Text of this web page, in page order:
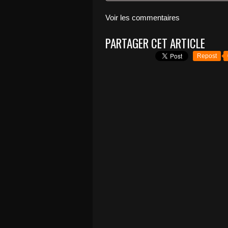
Voir les commentaires
PARTAGER CET ARTICLE
Repost